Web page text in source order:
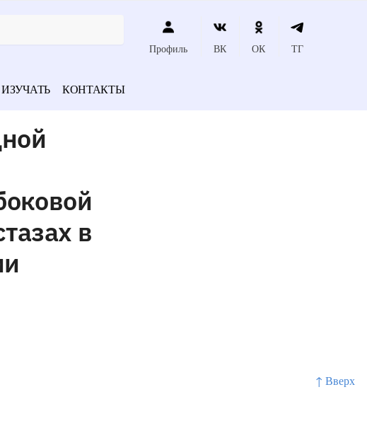
↑ Вверх
Профиль ВК ОК ТГ
КОНТАКТЫ
в